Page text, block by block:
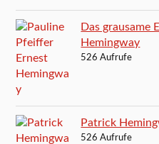
Das grausame
Hemingway
526 Aufrufe
Patrick
526 Aufrufe